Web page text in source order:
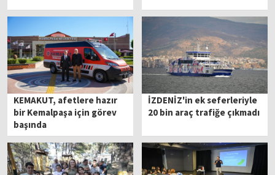
KEMAKUT, afetlere hazır
bir Kemalpaşa için görev
başında
İZDENİZ'in ek seferleriyle
20 bin araç trafiğe çıkmadı